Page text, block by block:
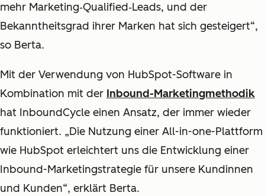
mehr Marketing‑Qualified‑Leads, und der
Bekanntheitsgrad ihrer Marken hat sich gesteigert“,
so Berta.
Mit der Verwendung von HubSpot-Software in
Kombination mit der Inbound-Marketingmethodik
hat InboundCycle einen Ansatz, der immer wieder
funktioniert. „Die Nutzung einer All-in-one-Plattform
wie HubSpot erleichtert uns die Entwicklung einer
Inbound-Marketingstrategie für unsere Kundinnen
und Kunden“, erklärt Berta.